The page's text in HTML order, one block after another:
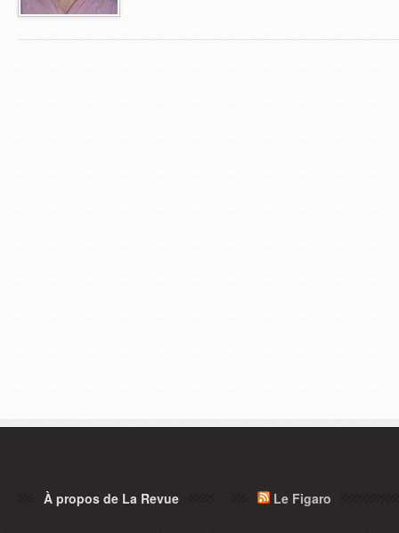
À propos de La Revue Le Figaro